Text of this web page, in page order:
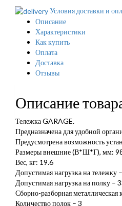
Условия доставки и
Описание
Характеристики
Как купить
Оплата
Доставка
Отзывы
Описание
Тележка GARAGE.
Предназначена для удобной
Предусмотрена возможность
Размеры внешние (В*Ш*Г), мм:
Вес, кг: 19.6
Допустимая нагрузка на тележку
Допустимая нагрузка на полку –
Сборно-разборная металлическая
Количество полок – 3